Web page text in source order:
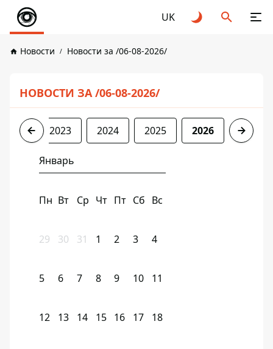
UK
Новости Новости за /06-08-2026/
НОВОСТИ ЗА /06-08-2026/
2022 2023 2024 2025 2026
Январь
Пн Вт Ср Чт Пт Сб Вс
29 30 31 1 2 3 4
5 6 7 8 9 10 11
12 13 14 15 16 17 18